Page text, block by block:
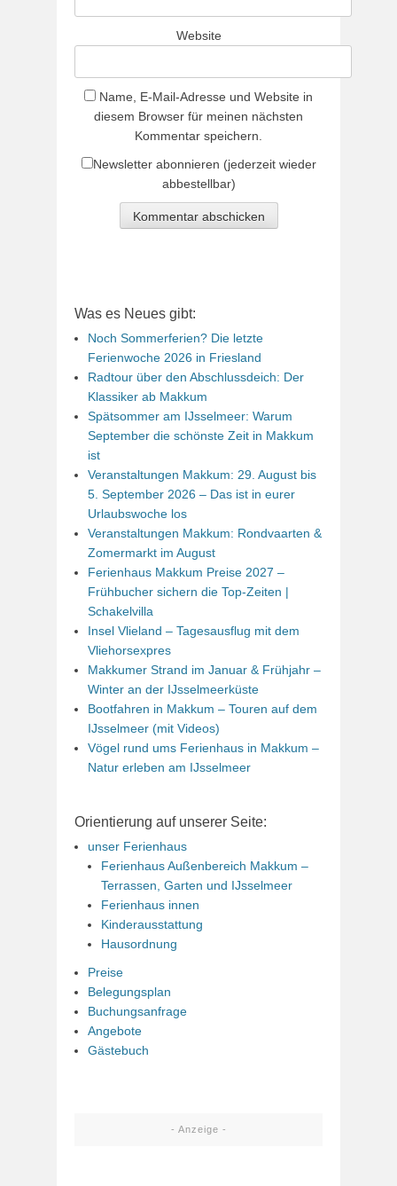
Website
Name, E-Mail-Adresse und Website in
diesem Browser für meinen nächsten
Kommentar speichern.
Newsletter abonnieren (jederzeit wieder
abbestellbar)
Was es Neues gibt:
Noch Sommerferien? Die letzte
Ferienwoche 2026 in Friesland
Radtour über den Abschlussdeich: Der
Klassiker ab Makkum
Spätsommer am IJsselmeer: Warum
September die schönste Zeit in Makkum
ist
Veranstaltungen Makkum: 29. August bis
5. September 2026 – Das ist in eurer
Urlaubswoche los
Veranstaltungen Makkum: Rondvaarten &
Zomermarkt im August
Ferienhaus Makkum Preise 2027 –
Frühbucher sichern die Top-Zeiten |
Schakelvilla
Insel Vlieland – Tagesausflug mit dem
Vliehorsexpres
Makkumer Strand im Januar & Frühjahr –
Winter an der IJsselmeerküste
Bootfahren in Makkum – Touren auf dem
IJsselmeer (mit Videos)
Vögel rund ums Ferienhaus in Makkum –
Natur erleben am IJsselmeer
Orientierung auf unserer Seite:
unser Ferienhaus
Ferienhaus Außenbereich Makkum –
Terrassen, Garten und IJsselmeer
Ferienhaus innen
Kinderausstattung
Hausordnung
Preise
Belegungsplan
Buchungsanfrage
Angebote
Gästebuch
- Anzeige -